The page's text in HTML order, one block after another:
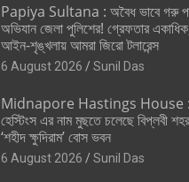
Papiya Sultana : অবৈধ ভাবে গরু
অভিযান জেলা পুলিশের! গ্রেফতার
আইন-শৃঙ্খলায় আমরা জিরো টলারেন্স
6 August 2026 Sunil Das
Midnapore Hastings House :
হেস্টিংস এর নাম মুছতে চলেছে বিপ্লবী
‘শহীদ ক্ষুদিরাম’ বোস ভবন
6 August 2026 Sunil Das